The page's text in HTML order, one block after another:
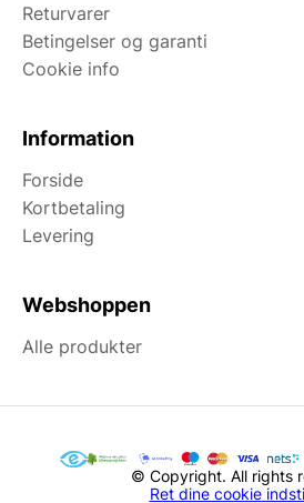
Returvarer
Betingelser og garanti
Cookie info
Information
Forside
Kortbetaling
Levering
Webshoppen
Alle produkter
© Copyright. All rights
Ret dine cookie